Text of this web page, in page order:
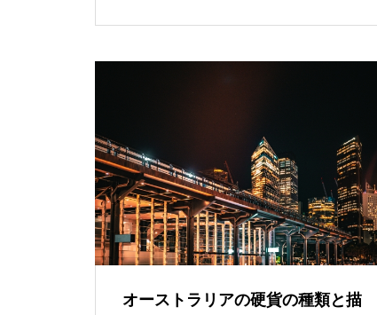
オーストラリアの硬貨の種類と描